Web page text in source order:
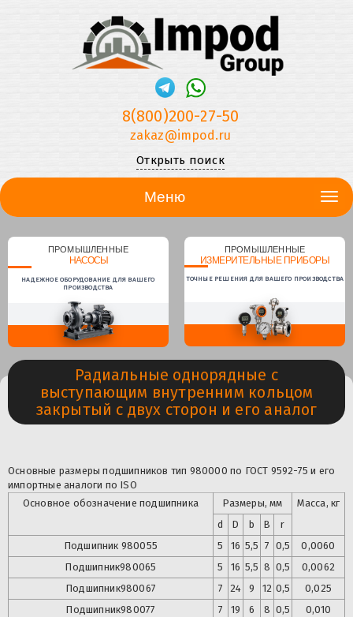
8(800)200-27-50
zakaz@impod.ru
Открыть поиск
Меню
ПРОМЫШЛЕННЫЕ
НАСОСЫ
НАДЕЖНОЕ ОБОРУДОВАНИЕ ДЛЯ ВАШЕГО
ПРОИЗВОДСТВА
ПРОМЫШЛЕННЫЕ
ИЗМЕРИТЕЛЬНЫЕ ПРИБОРЫ
ТОЧНЫЕ РЕШЕНИЯ ДЛЯ ВАШЕГО ПРОИЗВОДСТВА
Радиальные однорядные с
выступающим внутренним кольцом
закрытый с двух сторон и его аналог
Основные размеры подшипников тип 980000 по ГОСТ 9592-75 и его
импортные аналоги по ISO
Основное обозначение подшипника
Размеры, мм
Масса, кг
d
D b B
r
Подшипник 980055
5 16 5,5 7 0,5
0,0060
Подшипник980065 5 16 5,5 8 0,5
0,0062
Подшипник980067 7 24 9 12 0,5
0,025
Подшипник980077 7 19 6 8 0,5
0,010